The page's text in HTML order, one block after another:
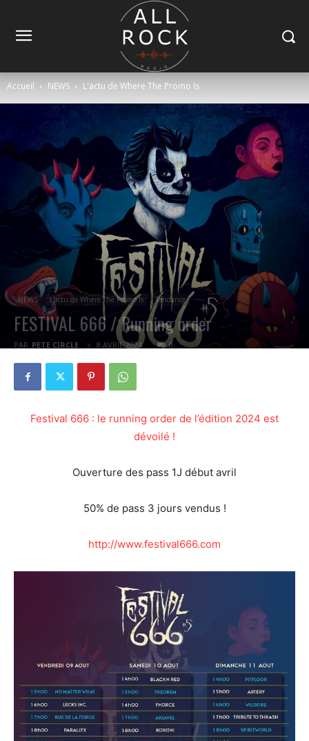
Accueil NEWS L'actu de Where The Promo Is
NEWS L'actu de Where The Promo Is Tendance
FESTIVAL 666 / Running order
PAR PETE CIRCLE 8 AVRIL 2024 0
Festival 666 : le running order de l’édition 2024 est
dévoilé !
Ouverture des pass 1J début avril
50% de pass 3 jours vendus !
http://www.festival666.com